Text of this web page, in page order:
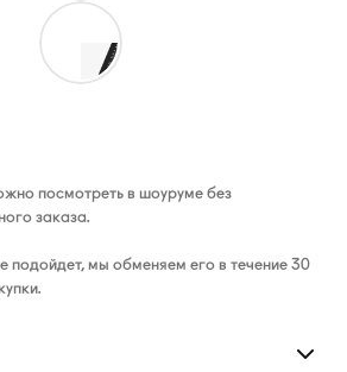
посмотреть в шоуруме без
заказа.
подойдет, мы обменяем его в течение 30